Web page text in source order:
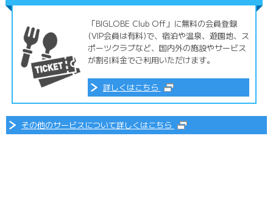
「BIGLOBE Club Off」に無料の会員登録
(VIP会員は有料)で、宿泊や温泉、遊園地、ス
ポーツクラブなど、国内外の施設やサービス
が割引料金でご利用いただけます。
詳しくはこちら
その他のサービスについて詳しくはこちら